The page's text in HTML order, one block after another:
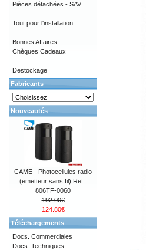
Pièces détachées - SAV
Tout pour l'installation
Bonnes Affaires
Chèques Cadeaux
Destockage
Fabricants
Nouveautés
CAME - Photocellules radio
(emetteur sans fil) Ref :
806TF-0060
192.00€
124.80€
Téléchargements
Docs. Commerciales
Docs. Techniques